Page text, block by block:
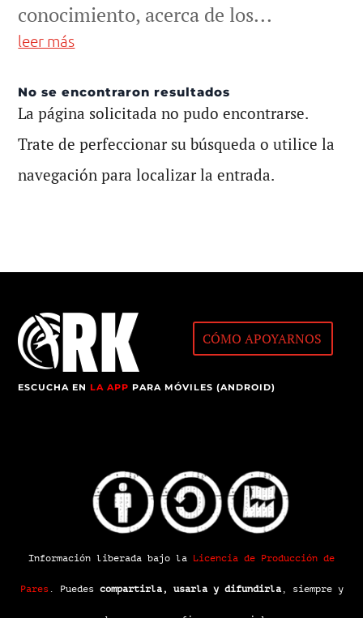
conocimiento, acerca de los...
leer más
No se encontraron resultados
La página solicitada no pudo encontrarse.
Trate de perfeccionar su búsqueda o utilice la
navegación para localizar la entrada.
CÓMO APOYARNOS
ESCUCHA ENLA APP PARA MÓVILES (ANDROID)
Información liberada bajo la Licencia de Producción de
Pares. Puedes compartirla, usarla y difundirla, siempre y